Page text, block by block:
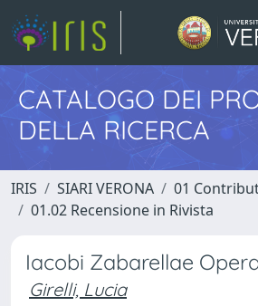
CATALOGO DEI
DELLA RICERCA
IRIS SIARI VERONA
01
01.02 Recensione in Rivista
Iacobi Zabarellae
Girelli, Lucia